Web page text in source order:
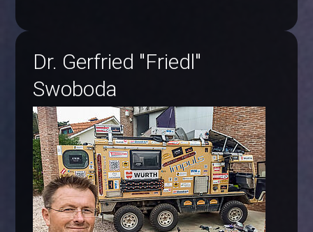
Dr. Gerfried "Friedl"
Swoboda